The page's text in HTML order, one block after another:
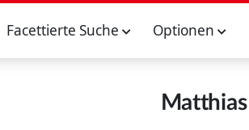
Facettierte Suche Optionen
Matthias